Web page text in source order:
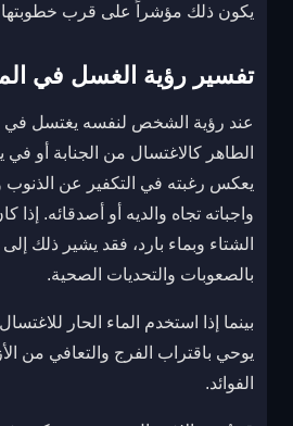
يكون ذلك مؤشراً على قرب خطوبتها
تفسير رؤية الغسل في
عند رؤية الشخص لنفسه يغتسل في
الطاهر كالاغتسال من الجنابة أو
يعكس رغبته في التكفير عن الذنوب
واجباته تجاه والديه أو أصدقائه.
الشتاء وبماء بارد، فقد يشير ذلك
بالصعوبات والتحديات الصحية.
بينما إذا استخدم الماء الحار
يوحي باقتراب الفرج والتعافي من
الفوائد.